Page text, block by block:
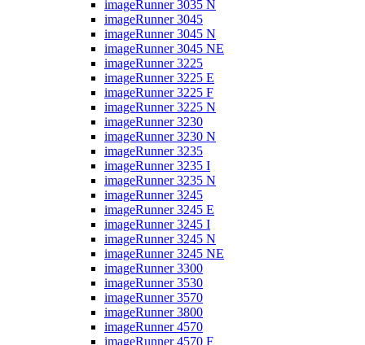
imageRunner 3035 N
imageRunner 3045
imageRunner 3045 N
imageRunner 3045 NE
imageRunner 3225
imageRunner 3225 E
imageRunner 3225 F
imageRunner 3225 N
imageRunner 3230
imageRunner 3230 N
imageRunner 3235
imageRunner 3235 I
imageRunner 3235 N
imageRunner 3245
imageRunner 3245 E
imageRunner 3245 I
imageRunner 3245 N
imageRunner 3245 NE
imageRunner 3300
imageRunner 3530
imageRunner 3570
imageRunner 3800
imageRunner 4570
imageRunner 4570 F